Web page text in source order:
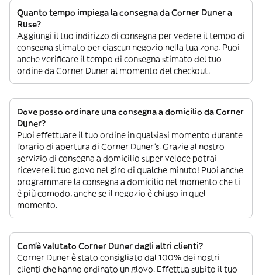
Quanto tempo impiega la consegna da Corner Duner a
Ruse?
Aggiungi il tuo indirizzo di consegna per vedere il tempo di
consegna stimato per ciascun negozio nella tua zona. Puoi
anche verificare il tempo di consegna stimato del tuo
ordine da Corner Duner al momento del checkout.
Dove posso ordinare una consegna a domicilio da Corner
Duner?
Puoi effettuare il tuo ordine in qualsiasi momento durante
l’orario di apertura di Corner Duner’s. Grazie al nostro
servizio di consegna a domicilio super veloce potrai
ricevere il tuo glovo nel giro di qualche minuto! Puoi anche
programmare la consegna a domicilio nel momento che ti
è più comodo, anche se il negozio è chiuso in quel
momento.
Com’è valutato Corner Duner dagli altri clienti?
Corner Duner è stato consigliato dal 100% dei nostri
clienti che hanno ordinato un glovo. Effettua subito il tuo